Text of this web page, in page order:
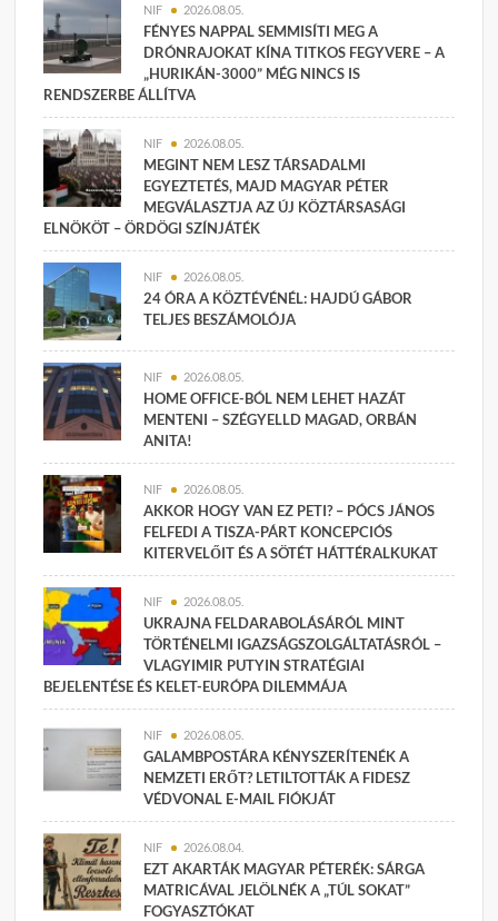
NIF 2026.08.05.
FÉNYES NAPPAL SEMMISÍTI MEG A
DRÓNRAJOKAT KÍNA TITKOS FEGYVERE – A
„HURIKÁN-3000” MÉG NINCS IS
RENDSZERBE ÁLLÍTVA
NIF 2026.08.05.
MEGINT NEM LESZ TÁRSADALMI
EGYEZTETÉS, MAJD MAGYAR PÉTER
MEGVÁLASZTJA AZ ÚJ KÖZTÁRSASÁGI
ELNÖKÖT – ÖRDÖGI SZÍNJÁTÉK
NIF 2026.08.05.
24 ÓRA A KÖZTÉVÉNÉL: HAJDÚ GÁBOR
TELJES BESZÁMOLÓJA
NIF 2026.08.05.
HOME OFFICE-BÓL NEM LEHET HAZÁT
MENTENI – SZÉGYELLD MAGAD, ORBÁN
ANITA!
NIF 2026.08.05.
AKKOR HOGY VAN EZ PETI? – PÓCS JÁNOS
FELFEDI A TISZA-PÁRT KONCEPCIÓS
KITERVELŐIT ÉS A SÖTÉT HÁTTÉRALKUKAT
NIF 2026.08.05.
UKRAJNA FELDARABOLÁSÁRÓL MINT
TÖRTÉNELMI IGAZSÁGSZOLGÁLTATÁSRÓL –
VLAGYIMIR PUTYIN STRATÉGIAI
BEJELENTÉSE ÉS KELET-EURÓPA DILEMMÁJA
NIF 2026.08.05.
GALAMBPOSTÁRA KÉNYSZERÍTENÉK A
NEMZETI ERŐT? LETILTOTTÁK A FIDESZ
VÉDVONAL E-MAIL FIÓKJÁT
NIF 2026.08.04.
EZT AKARTÁK MAGYAR PÉTERÉK: SÁRGA
MATRICÁVAL JELÖLNÉK A „TÚL SOKAT”
FOGYASZTÓKAT